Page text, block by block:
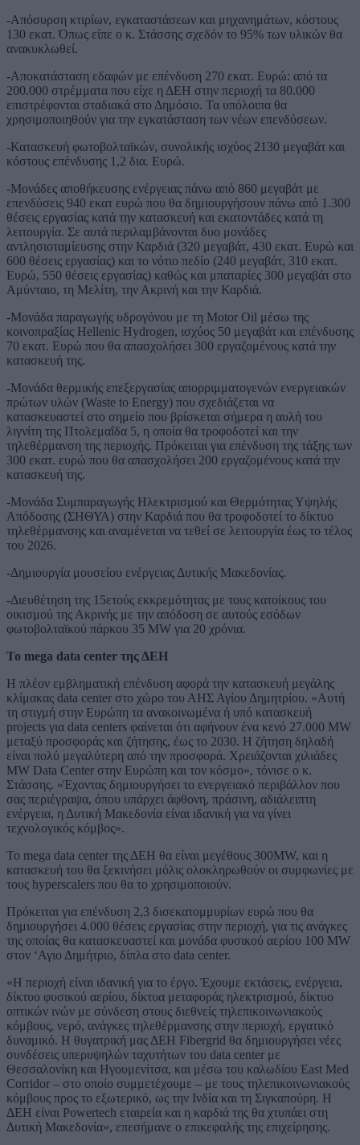
-Απόσυρση κτιρίων, εγκαταστάσεων και μηχανημάτων, κόστους
130 εκατ. Όπως είπε ο κ. Στάσσης σχεδόν το 95% των υλικών θα
ανακυκλωθεί.
-Αποκατάσταση εδαφών με επένδυση 270 εκατ. Ευρώ: από τα
200.000 στρέμματα που είχε η ΔΕΗ στην περιοχή τα 80.000
επιστρέφονται σταδιακά στο Δημόσιο. Τα υπόλοιπα θα
χρησιμοποιηθούν για την εγκατάσταση των νέων επενδύσεων.
-Κατασκευή φωτοβολταϊκών, συνολικής ισχύος 2130 μεγαβάτ και
κόστους επένδυσης 1,2 δια. Ευρώ.
-Μονάδες αποθήκευσης ενέργειας πάνω από 860 μεγαβάτ με
επενδύσεις 940 εκατ ευρώ που θα δημιουργήσουν πάνω από 1.300
θέσεις εργασίας κατά την κατασκευή και εκατοντάδες κατά τη
λειτουργία. Σε αυτά περιλαμβάνονται δυο μονάδες
αντλησιοταμίευσης στην Καρδιά (320 μεγαβάτ, 430 εκατ. Ευρώ και
600 θέσεις εργασίας) και το νότιο πεδίο (240 μεγαβάτ, 310 εκατ.
Ευρώ, 550 θέσεις εργασίας) καθώς και μπαταρίες 300 μεγαβάτ στο
Αμύνταιο, τη Μελίτη, την Ακρινή και την Καρδιά.
-Μονάδα παραγωγής υδρογόνου με τη Motor Oil μέσω της
κοινοπραξίας Hellenic Hydrogen, ισχύος 50 μεγαβάτ και επένδυσης
70 εκατ. Ευρώ που θα απασχολήσει 300 εργαζομένους κατά την
κατασκευή της.
-Μονάδα θερμικής επεξεργασίας απορριμματογενών ενεργειακών
πρώτων υλών (Waste to Energy) που σχεδιάζεται να
κατασκευαστεί στο σημείο που βρίσκεται σήμερα η αυλή του
λιγνίτη της Πτολεμαΐδα 5, η οποία θα τροφοδοτεί και την
τηλεθέρμανση της περιοχής. Πρόκειται για επένδυση της τάξης των
300 εκατ. ευρώ που θα απασχολήσει 200 εργαζομένους κατά την
κατασκευή της.
-Μονάδα Συμπαραγωγής Ηλεκτρισμού και Θερμότητας Υψηλής
Απόδοσης (ΣΗΘΥΑ) στην Καρδιά που θα τροφοδοτεί το δίκτυο
τηλεθέρμανσης και αναμένεται να τεθεί σε λειτουργία έως το τέλος
του 2026.
-Δημιουργία μουσείου ενέργειας Δυτικής Μακεδονίας.
-Διευθέτηση της 15ετούς εκκρεμότητας με τους κατοίκους του
οικισμού της Ακρινής με την απόδοση σε αυτούς εσόδων
φωτοβολταϊκού πάρκου 35 MW για 20 χρόνια.
Το mega data center της ΔΕΗ
Η πλέον εμβληματική επένδυση αφορά την κατασκευή μεγάλης
κλίμακας data center στο χώρο του ΑΗΣ Αγίου Δημητρίου. «Αυτή
τη στιγμή στην Ευρώπη τα ανακοινωμένα ή υπό κατασκευή
projects για data centers φαίνεται ότι αφήνουν ένα κενό 27.000 MW
μεταξύ προσφοράς και ζήτησης, έως το 2030. Η ζήτηση δηλαδή
είναι πολύ μεγαλύτερη από την προσφορά. Χρειάζονται χιλιάδες
MW Data Center στην Ευρώπη και τον κόσμο», τόνισε ο κ.
Στάσσης. «Έχοντας δημιουργήσει το ενεργειακό περιβάλλον που
σας περιέγραψα, όπου υπάρχει άφθονη, πράσινη, αδιάλειπτη
ενέργεια, η Δυτική Μακεδονία είναι ιδανική για να γίνει
τεχνολογικός κόμβος».
Το mega data center της ΔΕΗ θα είναι μεγέθους 300ΜW, και η
κατασκευή του θα ξεκινήσει μόλις ολοκληρωθούν οι συμφωνίες με
τους hyperscalers που θα το χρησιμοποιούν.
Πρόκειται για επένδυση 2,3 δισεκατομμυρίων ευρώ που θα
δημιουργήσει 4.000 θέσεις εργασίας στην περιοχή, για τις ανάγκες
της οποίας θα κατασκευαστεί και μονάδα φυσικού αερίου 100 ΜW
στον ‘Αγιο Δημήτριο, δίπλα στο data center.
«H περιοχή είναι ιδανική για το έργο. Έχουμε εκτάσεις, ενέργεια,
δίκτυο φυσικού αερίου, δίκτυα μεταφοράς ηλεκτρισμού, δίκτυο
οπτικών ινών με σύνδεση στους διεθνείς τηλεπικοινωνιακούς
κόμβους, νερό, ανάγκες τηλεθέρμανσης στην περιοχή, εργατικό
δυναμικό. Η θυγατρική μας ΔΕΗ Fibergrid θα δημιουργήσει νέες
συνδέσεις υπερυψηλών ταχυτήτων του data center με
Θεσσαλονίκη και Ηγουμενίτσα, και μέσω του καλωδίου East Med
Corridor – στο οποίο συμμετέχουμε – με τους τηλεπικοινωνιακούς
κόμβους προς το εξωτερικό, ως την Ινδία και τη Σιγκαπούρη. Η
ΔΕΗ είναι Powertech εταιρεία και η καρδιά της θα χτυπάει στη
Δυτική Μακεδονία», επεσήμανε ο επικεφαλής της επιχείρησης.